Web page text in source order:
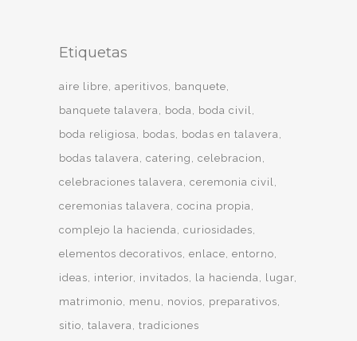
Etiquetas
aire libre aperitivos
banquete
banquete talavera
boda
boda civil
boda religiosa
bodas
bodas en talavera
bodas talavera catering
celebracion
celebraciones talavera ceremonia civil
ceremonias talavera cocina propia
complejo la hacienda curiosidades
elementos decorativos enlace entorno
ideas
interior invitados la hacienda
lugar
matrimonio
menu novios
preparativos
sitio talavera tradiciones